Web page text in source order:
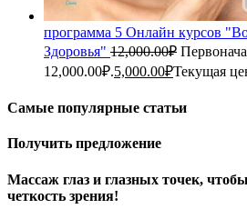
программа 5 Онлайн курсов
Здоровья" 12,000.00₽
12,000.00₽.5,000.00₽Текущая
Самые популярные статьи
Получить предложение
Массаж глаз и глазных точек,
четкость зрения!